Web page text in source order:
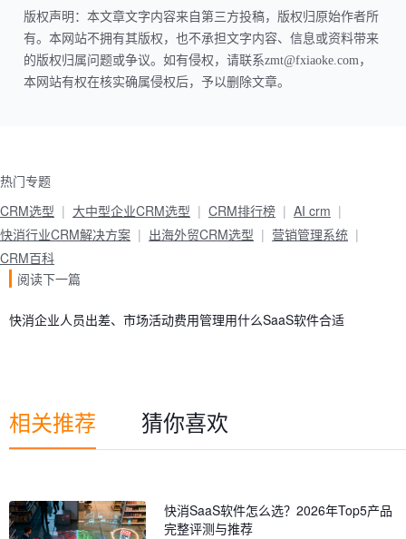
版权声明：本文章文字内容来自第三方投稿，版权归原始作者所
有。本网站不拥有其版权，也不承担文字内容、信息或资料带来
的版权归属问题或争议。如有侵权，请联系zmt@fxiaoke.com，
本网站有权在核实确属侵权后，予以删除文章。
热门专题
CRM选型
大中型企业CRM选型 CRM排行榜
AI crm
快消行业CRM解决方案
出海外贸CRM选型
营销管理系统
CRM百科
阅读下一篇
快消企业人员出差、市场活动费用管理用什么SaaS软件合适
相关推荐 猜你喜欢
快消SaaS软件怎么选？2026年Top5产品
完整评测与推荐